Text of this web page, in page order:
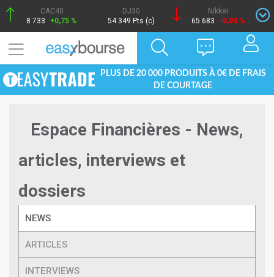
CAC40
8 733
+0,75 %
DJ30
54 349 Pts (c)
Nikkei
65 683
-0,93 %
PLUS DE 20 000 PRODUITS À 0€ DE FRAIS
DE COURTAGE
Espace Financières - News,
articles, interviews et
dossiers
NEWS
ARTICLES
INTERVIEWS